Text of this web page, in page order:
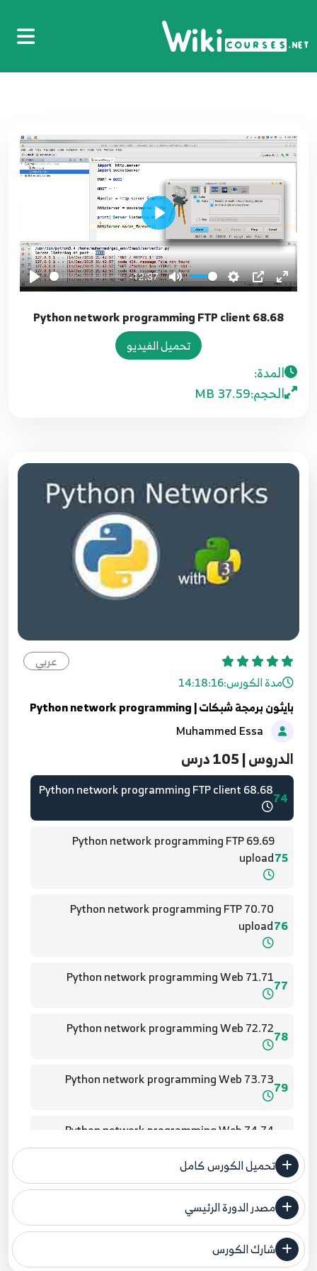
-12:37
Play
68.68 Python network programming FTP client
تحميل الفيديو
المدة:
الحجم:37.59 MB
عربي
مدة الكورس:14:18:16
بايثون برمجة شبكات | Python network programming
الدروس | 105 درس
62
56.56 Python network programming Socket
64
58.59 Python network programming
HttpClient
65
59.58 Python network programming
HttpClient
66
60.60 Python network programming
HttpClient
67
63.63 Python network programming
Httpserver
64.64 Python network programming
Httpserver
65.65 Python network programming
72
66.66 Python network programming Email
73
67.67 Python network programming server
Directory
74
68.68 Python network programming FTP client
75
69.69 Python network programming FTP
upload
76
70.70 Python network programming FTP
upload
77
71.71 Python network programming Web
78
72.72 Python network programming Web
79
73.73 Python network programming Web
74.74 Python network programming Web
81
75.75 Python network programming Web
82
76.76 Python network programming JSON
تحميل الكورس كامل
مصدر الدورة الرئيسي
فنحن لا ندعي ملكية أي دورة ولهذا نضع المصدر الأصلي لكم
شارك الكورس